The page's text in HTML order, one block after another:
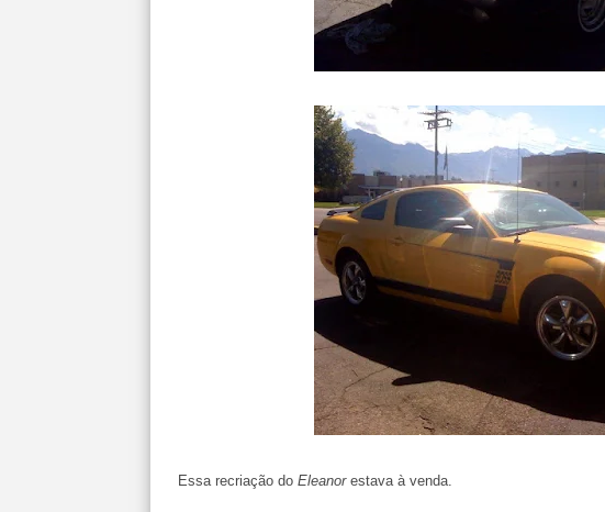
Essa recriação do Eleanorestava à venda.